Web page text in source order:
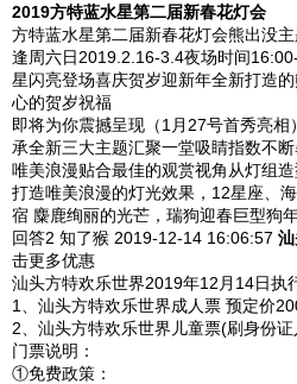
2019方特蓝水星第二届新春花灯会
方特蓝水星第二届新春花灯会熊出没
逢周六日2019.2.16-3.4夜场时间
星闪亮登场喜庆贺岁迎新年全新打造
心的贺岁祝福
即将为你震撼呈现（1月27号首秀亮
承全新三大主题汇聚一堂吸睛指数不
唯美浪漫贴合最佳的观赏视角从灯组
打造唯美浪漫的灯光效果，12星座、
宿 麋鹿绚丽的光芒，瑞狗迎春巨型狗
回答2 知了猴 2019-12-14 16:06:57
击更多优惠
汕头方特欢乐世界2019年12月14日执
1、汕头方特欢乐世界成人票 预定价
2、汕头方特欢乐世界儿童票(刷身份
门票说明：
①免费政策：